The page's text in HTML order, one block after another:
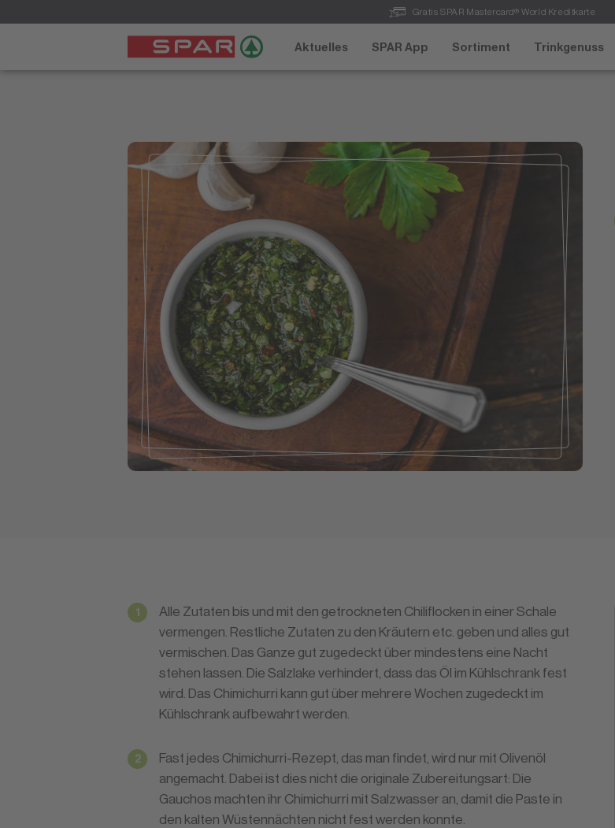
Gratis SPAR Mastercard® World Kreditkarte
Aktuelles SPAR App Sortiment Trinkgenuss
Alle Zutaten bis und mit den getrockneten Chiliflocken in einer Schale
vermengen. Restliche Zutaten zu den Kräutern etc. geben und alles gut
vermischen. Das Ganze gut zugedeckt über mindestens eine Nacht
stehen lassen. Die Salzlake verhindert, dass das Öl im Kühlschrank fest
wird. Das Chimichurri kann gut über mehrere Wochen zugedeckt im
Kühlschrank aufbewahrt werden.
Fast jedes Chimichurri-Rezept, das man findet, wird nur mit Olivenöl
angemacht. Dabei ist dies nicht die originale Zubereitungsart: Die
Gauchos machten ihr Chimichurri mit Salzwasser an, damit die Paste in
den kalten Wüstennächten nicht fest werden konnte.